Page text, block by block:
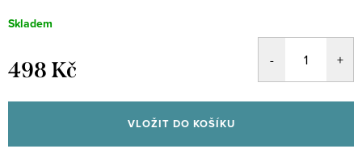
Skladem
498 Kč
cena:
VLOŽIT DO KOŠÍKU